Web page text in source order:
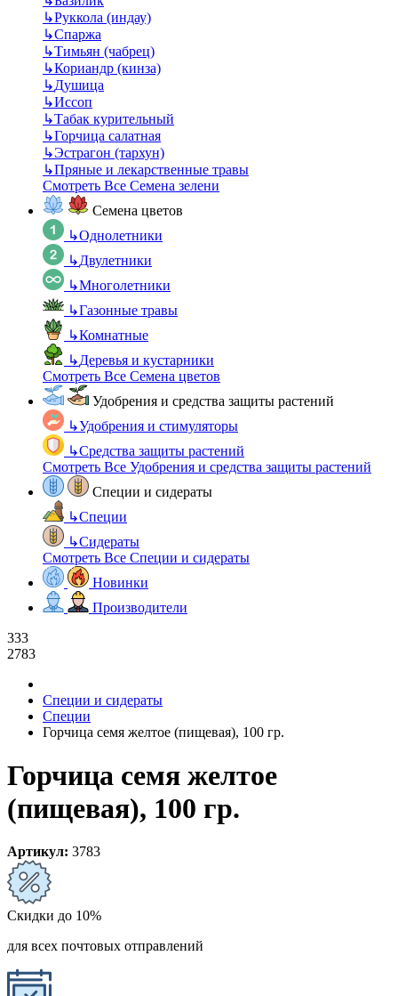
↳Руккола (индау)
↳Спаржа
↳Тимьян (чабрец)
↳Кориандр (кинза)
↳Душица
↳Иссоп
↳Табак курительный
↳Горчица салатная
↳Эстрагон (тархун)
↳Пряные и лекарственные травы
Смотреть Все Семена зелени
Семена цветов
↳Однолетники
↳Двулетники
↳Многолетники
↳Газонные травы
↳Комнатные
↳Деревья и кустарники
Смотреть Все Семена цветов
Удобрения и средства защиты растений
↳Удобрения и стимуляторы
↳Средства защиты растений
Смотреть Все Удобрения и средства защиты растений
Специи и сидераты
↳Специи
↳Сидераты
Смотреть Все Специи и сидераты
Новинки
Производители
333
2783
Специи и сидераты
Специи
Горчица семя желтое (пищевая), 100 гр.
Горчица семя желтое
(пищевая), 100 гр.
Артикул: 3783
Скидки до 10%
для всех почтовых отправлений